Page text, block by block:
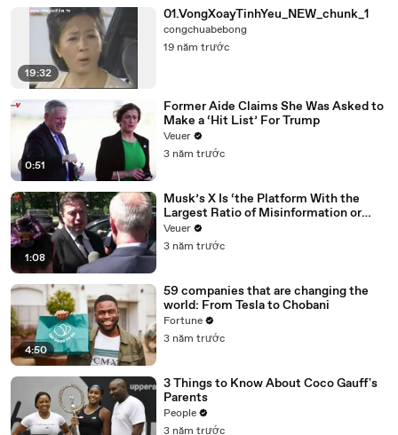
19:32
01.VongXoayTinhYeu_NEW_chunk_1
congchuabebong
19 năm trước
0:51
Former Aide Claims She Was Asked to
Make a ‘Hit List’ For Trump
Veuer
3 năm trước
1:08
Musk’s X Is ‘the Platform With the
Largest Ratio of Misinformation or
Disinformation’ Amongst All Social
Media Platforms
Veuer
3 năm trước
4:50
59 companies that are changing the
world: From Tesla to Chobani
Fortune
3 năm trước
3 Things to Know About Coco Gauff's
Parents
People
3 năm trước